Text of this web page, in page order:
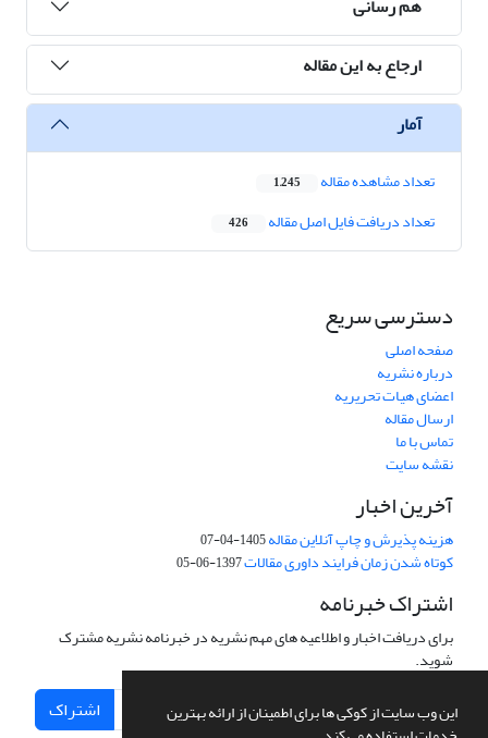
این وب سایت از کوکی ها برای اطمینان از ارائه بهترین
ارجاع به این مقاله
آمار
تعداد مشاهده مقاله 1,245
تعداد دریافت فایل اصل مقاله 426
دسترسی سریع
صفحه اصلی
درباره نشریه
اعضای هیات تحریریه
ارسال مقاله
تماس با ما
نقشه سایت
آخرین اخبار
هزینه پذیرش و چاپ آنلاین مقاله1405-04-07
کوتاه شدن زمان فرایند داوری مقالات1397-06-05
اشتراک خبرنامه
برای دریافت اخبار و اطلاعیه های مهم نشریه در خبرنامه نشریه مشترک
شوید.
اشتراک